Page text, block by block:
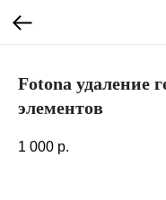
Fotona удаление
элементов
1 000 р.